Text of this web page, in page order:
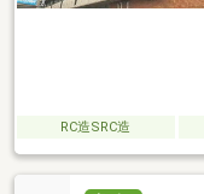
RC造SRC造